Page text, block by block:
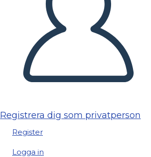
Registrera dig som privatperson
Register
Logga in